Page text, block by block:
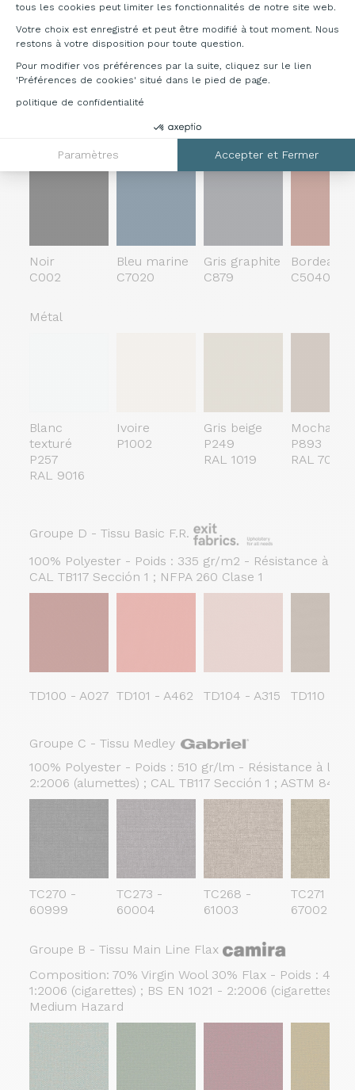
tous les cookies peut limiter les fonctionnalités de notre site web.
Votre choix est enregistré et peut être modifié à tout moment. Nous
restons à votre disposition pour toute question.
Pour modifier vos préférences par la suite, cliquez sur le lien
'Préférences de cookies' situé dans le pied de page.
politique de confidentialité
Paramètres Accepter et Fermer
Non tapissé Assise tapissé
Polypropylène
Noir
C002
Bleu marine
C7020
Gris graphite
C879
Bordeaux
C5040
Métal
Blanc
texturé
P257
RAL 9016
Ivoire
P1002
Gris beige
P249
RAL 1019
Mocha
P893
RAL 7006
Groupe D - Tissu Basic F.R.
100% Polyester - Poids : 335 gr/m2 - Résistance à
CAL TB117 Sección 1 ; NFPA 260 Clase 1
TD100 - A027 TD101 - A462 TD104 - A315 TD110 -
Groupe C - Tissu Medley
100% Polyester - Poids : 510 gr/lm - Résistance à
2:2006 (alumettes) ; CAL TB117 Sección 1 ; ASTM 84 ;
TC270 -
60999
TC273 -
60004
TC268 -
61003
TC271 -
67002
Groupe B - Tissu Main Line Flax
Composition: 70% Virgin Wool 30% Flax - Poids :
1:2006 (cigarettes) ; BS EN 1021 - 2:2006 (cigarettes)
Medium Hazard